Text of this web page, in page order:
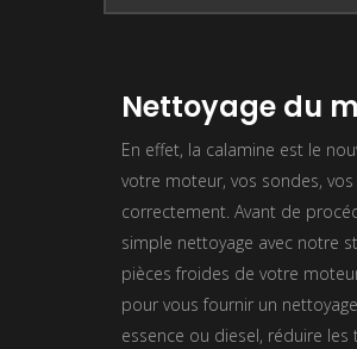
Nettoyage du
En effet, la calamine est le
votre moteur, vos sondes,
correctement. Avant de
simple nettoyage avec notre
pièces froides de votre
pour vous fournir un
essence ou diesel, réduire